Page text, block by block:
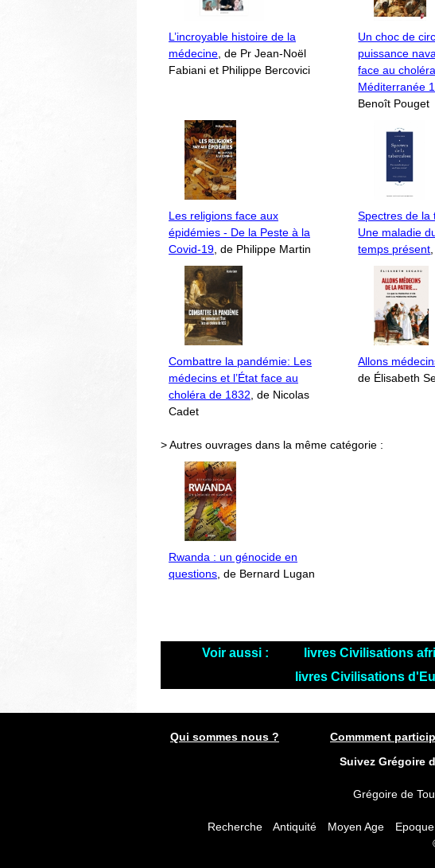
L’incroyable histoire de la
médecine, de Pr Jean-Noël
Fabiani et Philippe Bercovici
Un choc de
puissance
face au
Méditerranée
Benoît Pouget
Les religions face aux
épidémies - De la Peste à la
Covid-19, de Philippe Martin
Spectres de la
Une maladie
temps présent
Combattre la pandémie: Les
médecins et l’État face au
choléra de 1832, de Nicolas
Cadet
Allons
de Élisabeth
> Autres ouvrages dans la même catégorie :
Rwanda : un génocide en
questions, de Bernard Lugan
Voir aussi : livres Civilisations
livres Civilisations
Qui sommes nous ? Commment
Suivez Grégoire
Grégoire de
Recherche Antiquité Moyen Age